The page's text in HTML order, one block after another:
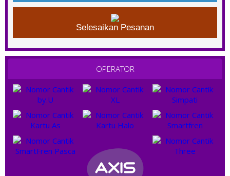
OPERATOR
Selesaikan Pesanan